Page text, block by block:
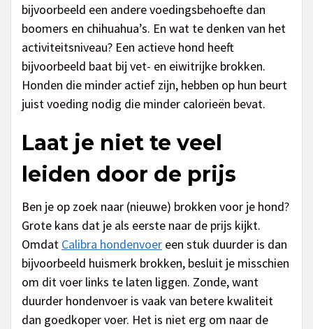
bijvoorbeeld een andere voedingsbehoefte dan
boomers en chihuahua’s. En wat te denken van het
activiteitsniveau? Een actieve hond heeft
bijvoorbeeld baat bij vet- en eiwitrijke brokken.
Honden die minder actief zijn, hebben op hun beurt
juist voeding nodig die minder calorieën bevat.
Laat je niet te veel
leiden door de prijs
Ben je op zoek naar (nieuwe) brokken voor je hond?
Grote kans dat je als eerste naar de prijs kijkt.
Omdat Calibra hondenvoer een stuk duurder is dan
bijvoorbeeld huismerk brokken, besluit je misschien
om dit voer links te laten liggen. Zonde, want
duurder hondenvoer is vaak van betere kwaliteit
dan goedkoper voer. Het is niet erg om naar de